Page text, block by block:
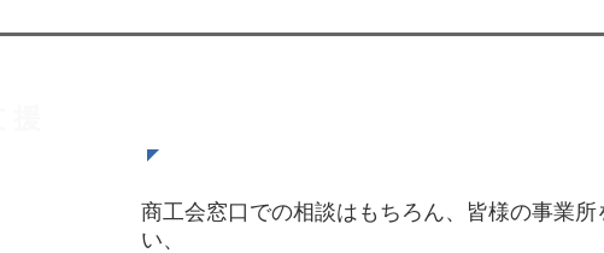
商工会窓口での相談はもちろん、皆様の事業
い、